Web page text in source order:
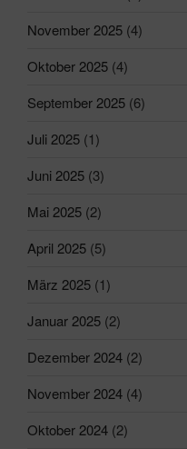
November 2025 (4)
Oktober 2025 (4)
September 2025 (6)
Juli 2025 (1)
Juni 2025 (3)
Mai 2025 (2)
April 2025 (5)
März 2025 (1)
Januar 2025 (2)
Dezember 2024 (2)
November 2024 (4)
Oktober 2024 (2)